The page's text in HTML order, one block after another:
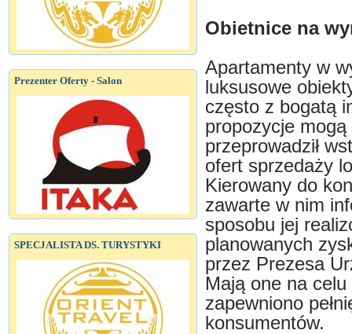
Prezenter Oferty - Salon
SPECJALISTA DS. TURYSTYKI
Obietnice na
Apartamenty w
luksusowe
często z bogatą
propozycje
przeprowadził
ofert sprzedaży
Kierowany do
zawarte w nim
sposobu jej
planowanych
przez Prezesa
Mają one na
zapewniono
konsumentów.